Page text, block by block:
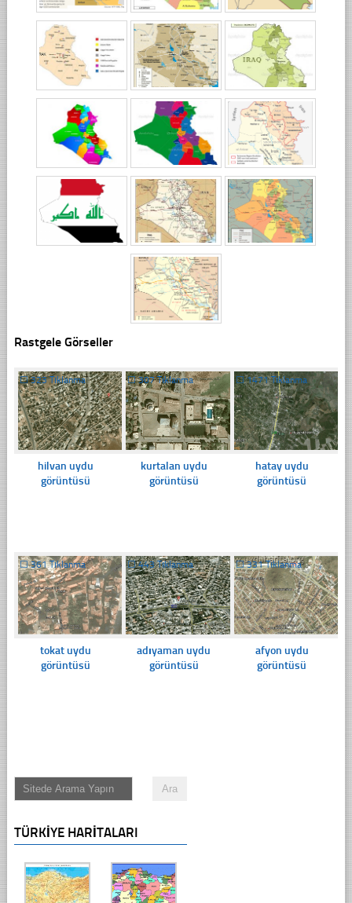
Rastgele Görseller
☐323 Tıklanma
hilvan uydu
görüntüsü
☐307 Tıklanma
kurtalan uydu
görüntüsü
☐1471 Tıklanma
hatay uydu
görüntüsü
☐361 Tıklanma
tokat uydu
görüntüsü
☐443 Tıklanma
adıyaman uydu
görüntüsü
☐331 Tıklanma
afyon uydu
görüntüsü
TÜRKIYE HARITALARI